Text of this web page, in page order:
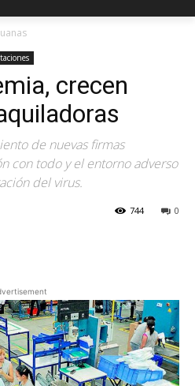
crecen
de nuevas firmas
con todo y el entorno adverso
del virus.
0
744